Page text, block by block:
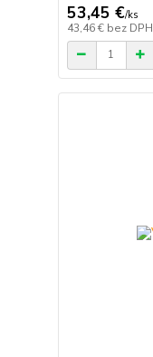
53,45 €/ks
43,46 € bez DPH